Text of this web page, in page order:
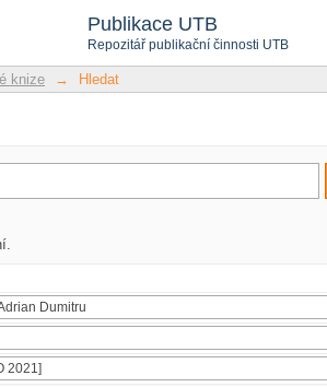
Publikace UTB
Repozitář publikační činnosti UTB
knize → Hledat